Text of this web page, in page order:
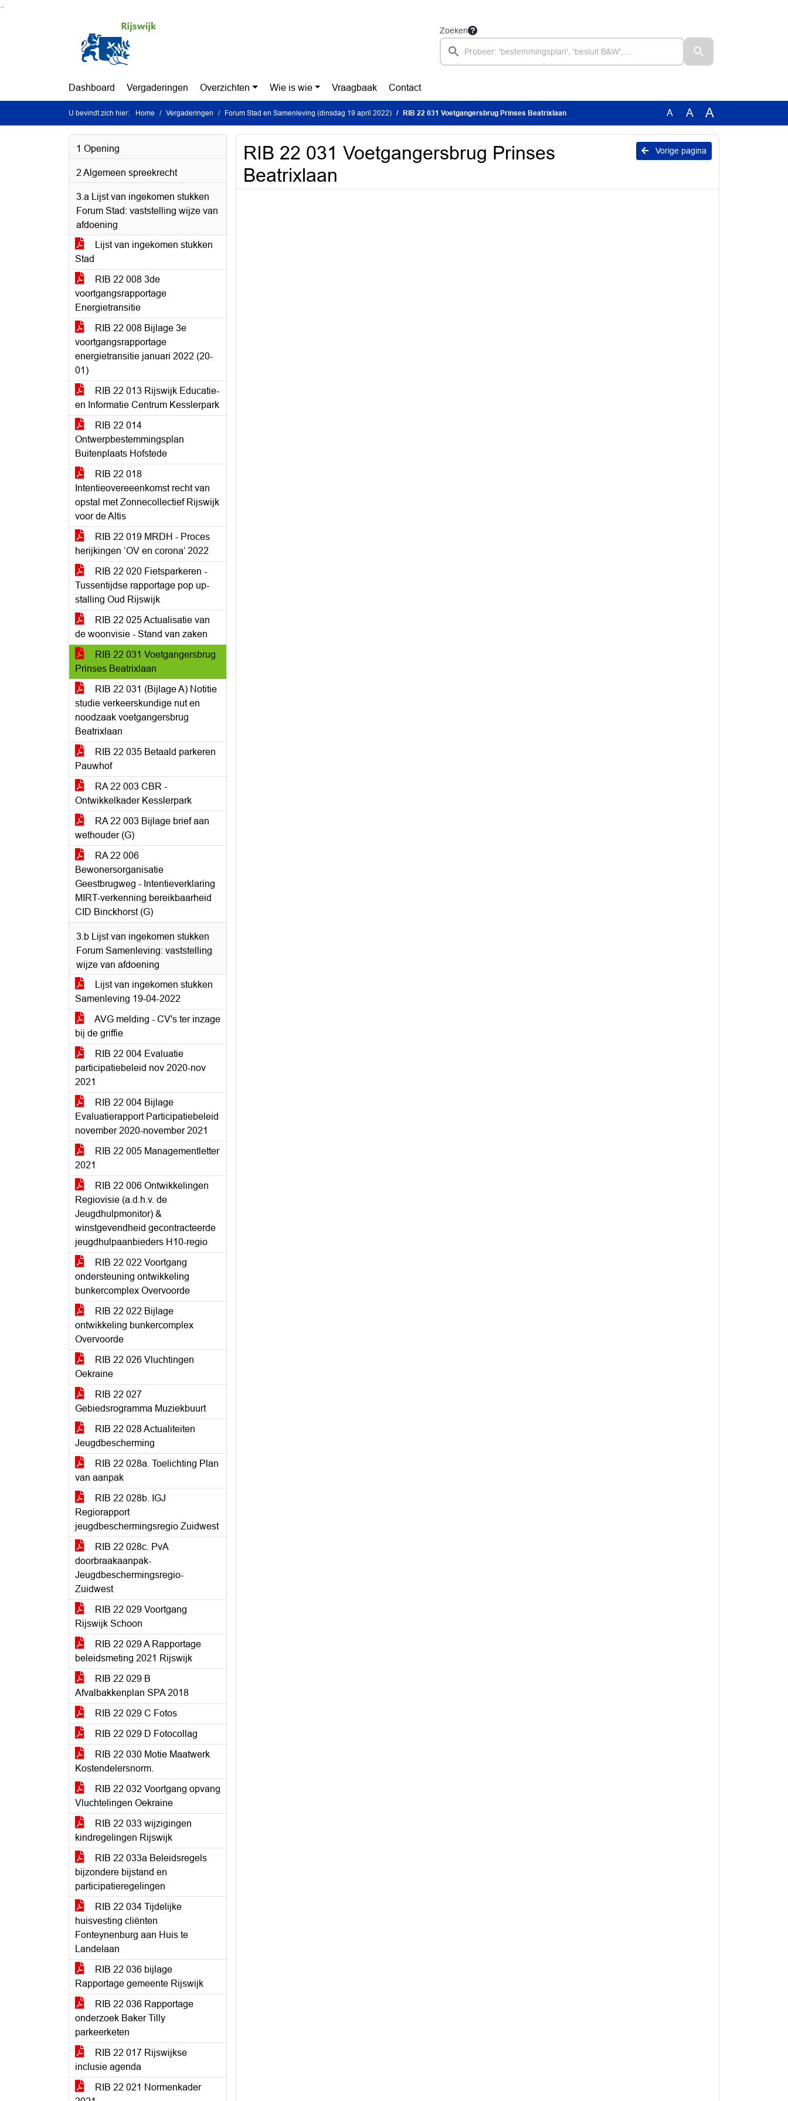
Zoeken
Dashboard Vergaderingen Overzichten Wie is wie Vraagbaak Contact
U bevindt zich hier: Home Vergaderingen Forum Stad en Samenleving (dinsdag 19 april 2022) RIB 22 031 Voetgangersbrug Prinses Beatrixlaan A A A
1 Opening
2 Algemeen spreekrecht
3.a Lijst van ingekomen stukken
Forum Stad: vaststelling wijze van
afdoening
Lijst van ingekomen stukken
Stad
RIB 22 008 3de
voortgangsrapportage
Energietransitie
RIB 22 008 Bijlage 3e
voortgangsrapportage
energietransitie januari 2022 (20-
01)
RIB 22 013 Rijswijk Educatie-
en Informatie Centrum Kesslerpark
RIB 22 014
Ontwerpbestemmingsplan
Buitenplaats Hofstede
RIB 22 018
Intentieovereeenkomst recht van
opstal met Zonnecollectief Rijswijk
voor de Altis
RIB 22 019 MRDH - Proces
herijkingen ‘OV en corona’ 2022
RIB 22 020 Fietsparkeren -
Tussentijdse rapportage pop up-
stalling Oud Rijswijk
RIB 22 025 Actualisatie van
de woonvisie - Stand van zaken
RIB 22 031 Voetgangersbrug
Prinses Beatrixlaan
RIB 22 031 (Bijlage A) Notitie
studie verkeerskundige nut en
noodzaak voetgangersbrug
Beatrixlaan
RIB 22 035 Betaald parkeren
Pauwhof
RA 22 003 CBR -
Ontwikkelkader Kesslerpark
RA 22 003 Bijlage brief aan
wethouder (G)
RA 22 006
Bewonersorganisatie
Geestbrugweg - Intentieverklaring
MIRT-verkenning bereikbaarheid
CID Binckhorst (G)
3.b Lijst van ingekomen stukken
Forum Samenleving: vaststelling
wijze van afdoening
Lijst van ingekomen stukken
Samenleving 19-04-2022
AVG melding - CV's ter inzage
bij de griffie
RIB 22 004 Evaluatie
participatiebeleid nov 2020-nov
2021
RIB 22 004 Bijlage
Evaluatierapport Participatiebeleid
november 2020-november 2021
RIB 22 005 Managementletter
2021
RIB 22 006 Ontwikkelingen
Regiovisie (a.d.h.v. de
Jeugdhulpmonitor) &
winstgevendheid gecontracteerde
jeugdhulpaanbieders H10-regio
RIB 22 022 Voortgang
ondersteuning ontwikkeling
bunkercomplex Overvoorde
RIB 22 022 Bijlage
ontwikkeling bunkercomplex
Overvoorde
RIB 22 026 Vluchtingen
Oekraine
RIB 22 027
Gebiedsrogramma Muziekbuurt
RIB 22 028 Actualiteiten
Jeugdbescherming
RIB 22 028a. Toelichting Plan
van aanpak
RIB 22 028b. IGJ
Regiorapport
jeugdbeschermingsregio Zuidwest
RIB 22 028c. PvA
doorbraakaanpak-
Jeugdbeschermingsregio-
Zuidwest
RIB 22 029 Voortgang
Rijswijk Schoon
RIB 22 029 A Rapportage
beleidsmeting 2021 Rijswijk
RIB 22 029 B
Afvalbakkenplan SPA 2018
RIB 22 029 C Fotos
RIB 22 029 D Fotocollag
RIB 22 030 Motie Maatwerk
Kostendelersnorm.
RIB 22 032 Voortgang opvang
Vluchtelingen Oekraine
RIB 22 033 wijzigingen
kindregelingen Rijswijk
RIB 22 033a Beleidsregels
bijzondere bijstand en
participatieregelingen
RIB 22 034 Tijdelijke
huisvesting cliënten
Fonteynenburg aan Huis te
Landelaan
RIB 22 036 bijlage
Rapportage gemeente Rijswijk
RIB 22 036 Rapportage
onderzoek Baker Tilly
parkeerketen
RIB 22 017 Rijswijkse
inclusie agenda
RIB 22 021 Normenkader
Vorige pagina
RIB 22 031 Voetgangersbrug Prinses
Beatrixlaan